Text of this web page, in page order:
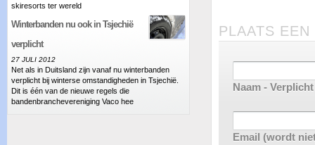
skiresorts ter wereld
Winterbanden nu ook in Tsjechië
verplicht
27 JULI 2012
Net als in Duitsland zijn vanaf nu winterbanden
verplicht bij winterse omstandigheden in Tsjechië.
Dit is één van de nieuwe regels die
bandenbranchevereniging Vaco hee
PLAATS
Naam - Verplicht
Email (wordt